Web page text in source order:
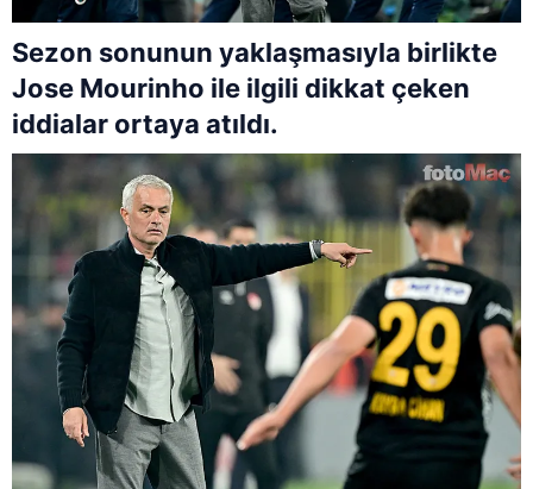
Sezon sonunun yaklaşmasıyla birlikte
Jose Mourinho ile ilgili dikkat çeken
iddialar ortaya atıldı.